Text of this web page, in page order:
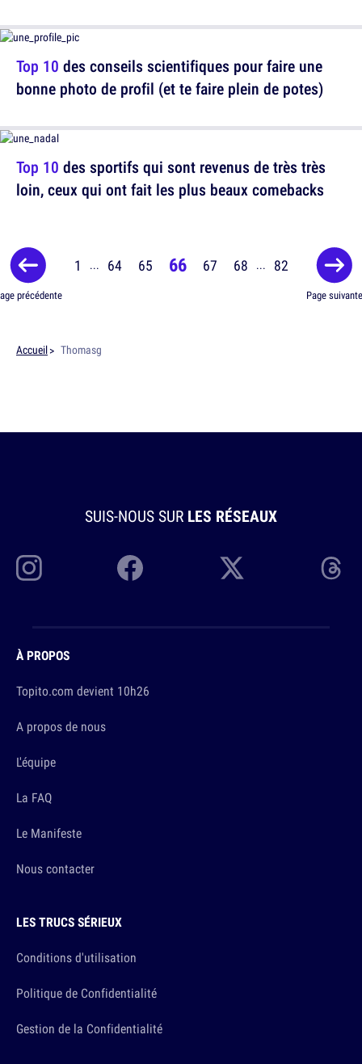
Top 10 des sportifs qui sont revenus de très très
loin, ceux qui ont fait les plus beaux comebacks
Top 10 des conseils scientifiques pour faire une
bonne photo de profil (et te faire plein de potes)
précédente
1 ... 64 65 66 67 68 ... 82
Page suivante
Accueil Thomasg
SUIS-NOUS SUR LES RÉSEAUX
À PROPOS
Topito.com devient 10h26
A propos de nous
L'équipe
La FAQ
Le Manifeste
Nous contacter
LES TRUCS SÉRIEUX
Conditions d'utilisation
Politique de Confidentialité
Gestion de la Confidentialité